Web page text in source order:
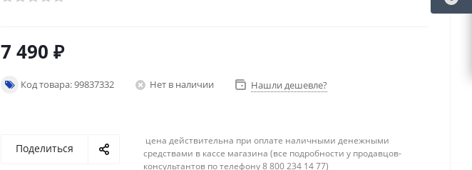
7 490 ₽
Код товара: 99837332 Нет в наличии Нашли дешевле?
Поделиться
цена действительна при оплате наличными денежными
средствами в кассе магазина (все подробности у продавцов-
консультантов по телефону 8 800 234 14 77)